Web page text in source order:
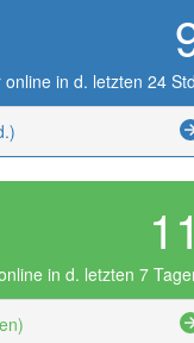
online in d. letzten 24
in d. letzten 7